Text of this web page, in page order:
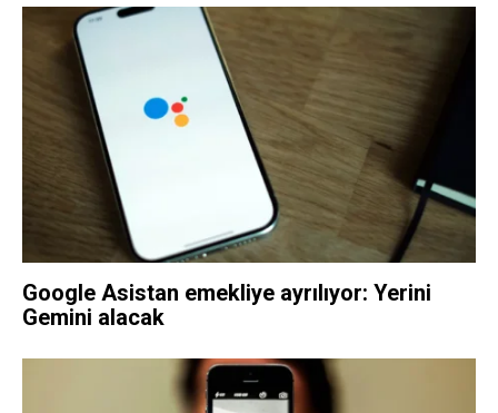
Google Asistan emekliye ayrılıyor: Yerini
Gemini alacak